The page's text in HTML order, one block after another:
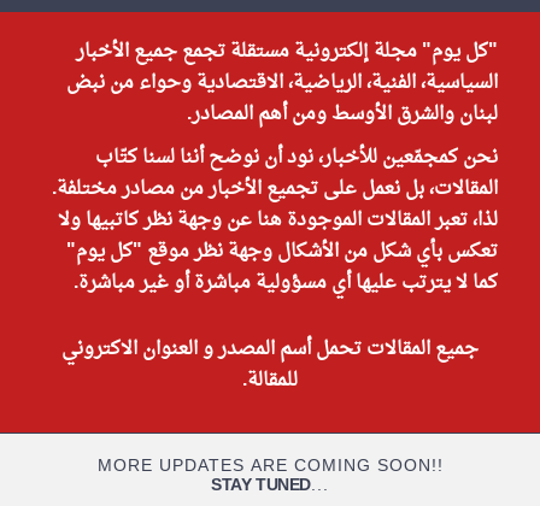
"كل يوم" مجلة إلكترونية مستقلة تجمع جميع الأخبار
السياسية، الفنية، الرياضية، الاقتصادية وحواء من نبض
لبنان والشرق الأوسط ومن أهم المصادر.
نحن كمجمّعين للأخبار، نود أن نوضح أننا لسنا كتّاب
المقالات، بل نعمل على تجميع الأخبار من مصادر مختلفة.
لذا، تعبر المقالات الموجودة هنا عن وجهة نظر كاتبيها ولا
تعكس بأي شكل من الأشكال وجهة نظر موقع "كل يوم"
كما لا يترتب عليها أي مسؤولية مباشرة أو غير مباشرة.
جميع المقالات تحمل أسم المصدر و العنوان الاكتروني
للمقالة.
MORE UPDATES ARE COMING SOON!!
STAY TUNED...